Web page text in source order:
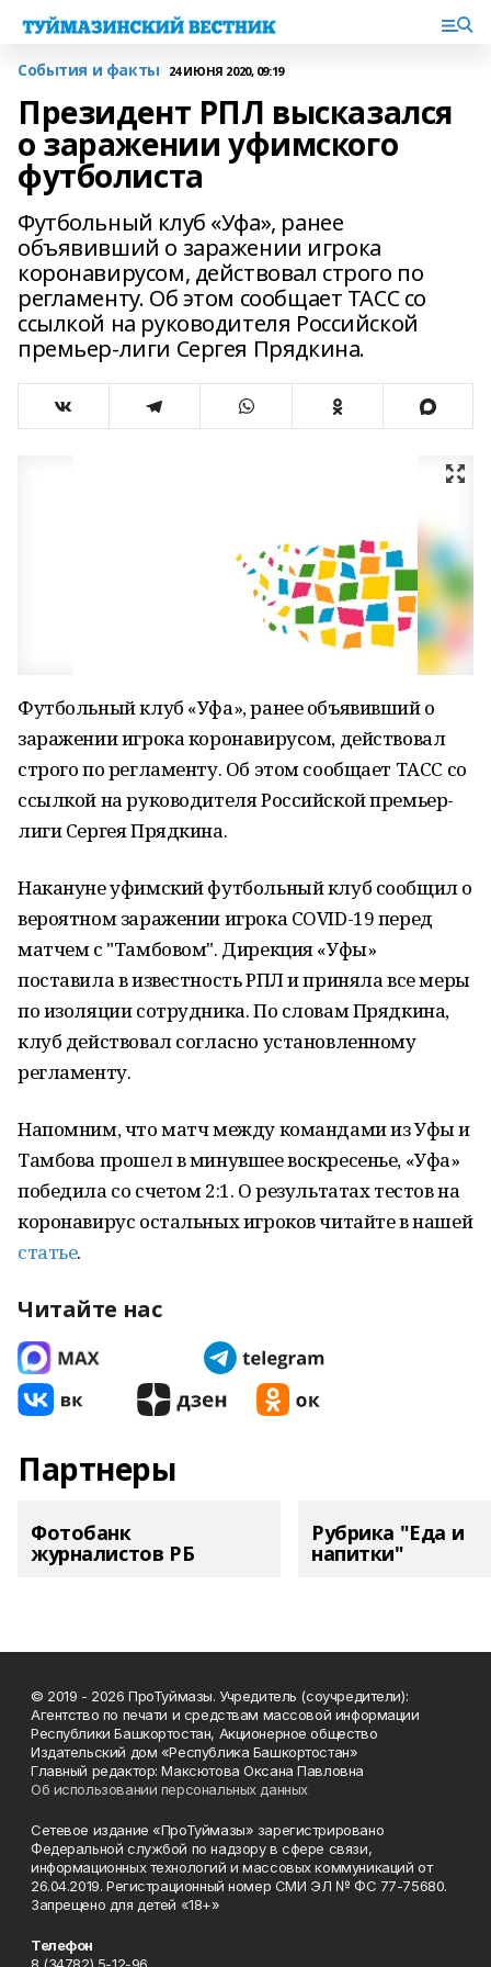
События и факты 24 ИЮНЯ 2020, 09:19
Президент РПЛ высказался
о заражении уфимского
футболиста
Футбольный клуб «Уфа», ранее
объявивший о заражении игрока
коронавирусом, действовал строго по
регламенту. Об этом сообщает ТАСС со
ссылкой на руководителя Российской
премьер-лиги Сергея Прядкина.
Футбольный клуб «Уфа», ранее объявивший о
заражении игрока коронавирусом, действовал
строго по регламенту. Об этом сообщает ТАСС со
ссылкой на руководителя Российской премьер-
лиги Сергея Прядкина.
Накануне уфимский футбольный клуб сообщил о
вероятном заражении игрока COVID-19 перед
матчем с "Тамбовом". Дирекция «Уфы»
поставила в известность РПЛ и приняла все меры
по изоляции сотрудника. По словам Прядкина,
клуб действовал согласно установленному
регламенту.
Напомним, что матч между командами из Уфы и
Тамбова прошел в минувшее воскресенье, «Уфа»
победила со счетом 2:1. О результатах тестов на
коронавирус остальных игроков читайте в нашей
статье.
Читайте нас
Партнеры
Фотобанк
журналистов РБ
Рубрика "Еда и
напитки"
© 2019 - 2026 ПроТуймазы. Учредитель (соучредители):
Агентство по печати и средствам массовой информации
Республики Башкортостан, Акционерное общество
Издательский дом «Республика Башкортостан»
Главный редактор: Максютова Оксана Павловна
Об использовании персональных данных
Сетевое издание «ПроТуймазы» зарегистрировано
Федеральной службой по надзору в сфере связи,
информационных технологий и массовых коммуникаций от
26.04.2019. Регистрационный номер СМИ ЭЛ № ФС 77-75680.
Запрещено для детей «18+»
Телефон